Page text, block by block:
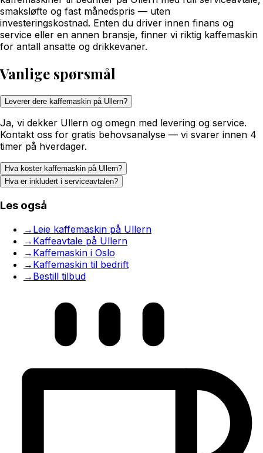
smaksløfte og fast månedspris — uten
investeringskostnad. Enten du driver innen finans og
service eller en annen bransje, finner vi riktig kaffemaskin
for antall ansatte og drikkevaner.
Vanlige spørsmål
Leverer dere kaffemaskin på Ullern?
Ja, vi dekker Ullern og omegn med levering og service.
Kontakt oss for gratis behovsanalyse — vi svarer innen 4
timer på hverdager.
Hva koster kaffemaskin på Ullern?
Hva er inkludert i serviceavtalen?
Les også
→ Leie kaffemaskin på Ullern
→ Kaffeavtale på Ullern
→ Kaffemaskin i Oslo
→ Kaffemaskin til bedrift
→ Bestill tilbud